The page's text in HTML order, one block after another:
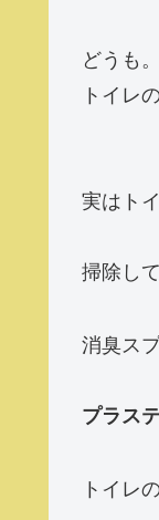
どうも
トイレ
実はト
掃除し
消臭ス
プラス
トイレ